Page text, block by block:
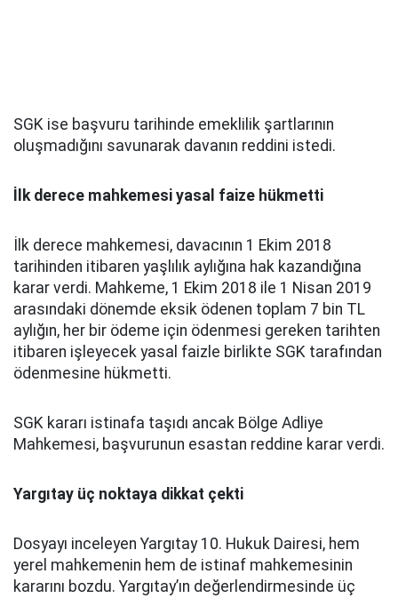
SGK ise başvuru tarihinde emeklilik şartlarının
oluşmadığını savunarak davanın reddini istedi.
İlk derece mahkemesi yasal faize hükmetti
İlk derece mahkemesi, davacının 1 Ekim 2018
tarihinden itibaren yaşlılık aylığına hak kazandığına
karar verdi. Mahkeme, 1 Ekim 2018 ile 1 Nisan 2019
arasındaki dönemde eksik ödenen toplam 7 bin TL
aylığın, her bir ödeme için ödenmesi gereken tarihten
itibaren işleyecek yasal faizle birlikte SGK tarafından
ödenmesine hükmetti.
SGK kararı istinafa taşıdı ancak Bölge Adliye
Mahkemesi, başvurunun esastan reddine karar verdi.
Yargıtay üç noktaya dikkat çekti
Dosyayı inceleyen Yargıtay 10. Hukuk Dairesi, hem
yerel mahkemenin hem de istinaf mahkemesinin
kararını bozdu. Yargıtay’ın değerlendirmesinde üç